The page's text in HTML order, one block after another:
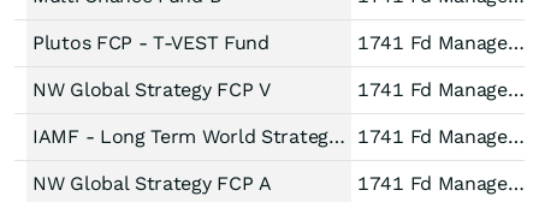
Plutos FCP - T-VEST Fund 1741 Fd Managem AG
NW Global Strategy FCP V 1741 Fd Managem AG
IAMF - Long Term World Strategy Portfolio I 1741 Fd Managem AG
NW Global Strategy FCP A 1741 Fd Managem AG